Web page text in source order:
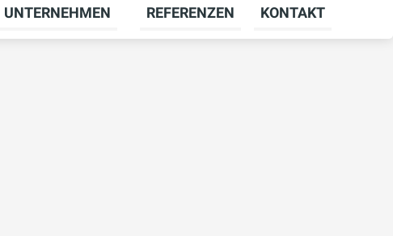
Untermenü für KARRIERE umschalten
UNTERNEHMEN
Untermenü für UNTERNEHMEN
REFERENZEN KONTAKT